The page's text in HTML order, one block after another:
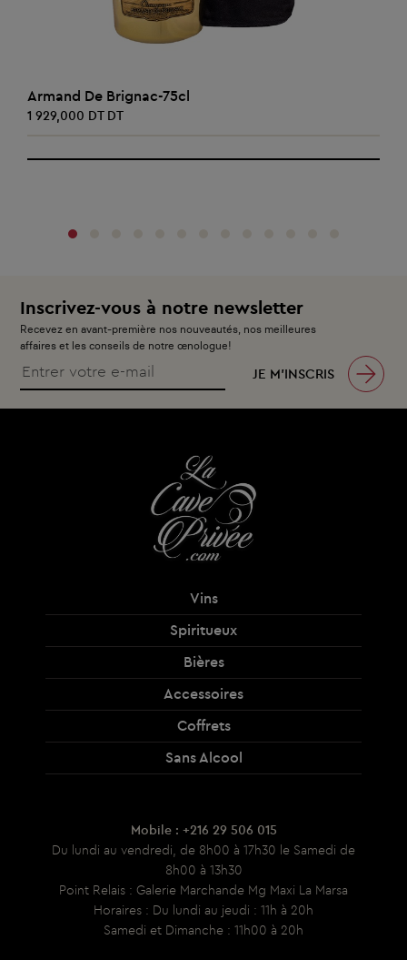
AJOUTER AU PANIER
Armand De Brignac-75cl
1 929,000 DT DT
Inscrivez-vous à notre newsletter
Recevez en avant-première nos nouveautés, nos meilleures
affaires et les conseils de notre œnologue!
JE M’INSCRIS
Vins
Spiritueux
Bières
Accessoires
Coffrets
Sans Alcool
Mobile : +216 29 506 015
Du lundi au vendredi, de 8h00 à 17h30 le Samedi de
8h00 à 13h30
Point Relais : Galerie Marchande Mg Maxi La Marsa
Horaires : Du lundi au jeudi : 11h à 20h
Samedi et Dimanche : 11h00 à 20h